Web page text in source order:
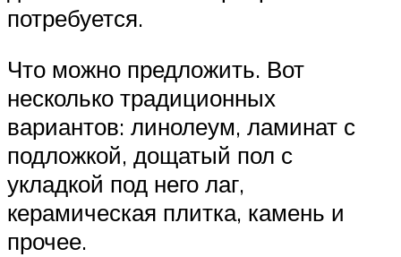
потребуется.
Что можно предложить. Вот
несколько традиционных
вариантов: линолеум, ламинат с
подложкой, дощатый пол с
укладкой под него лаг,
керамическая плитка, камень и
прочее.